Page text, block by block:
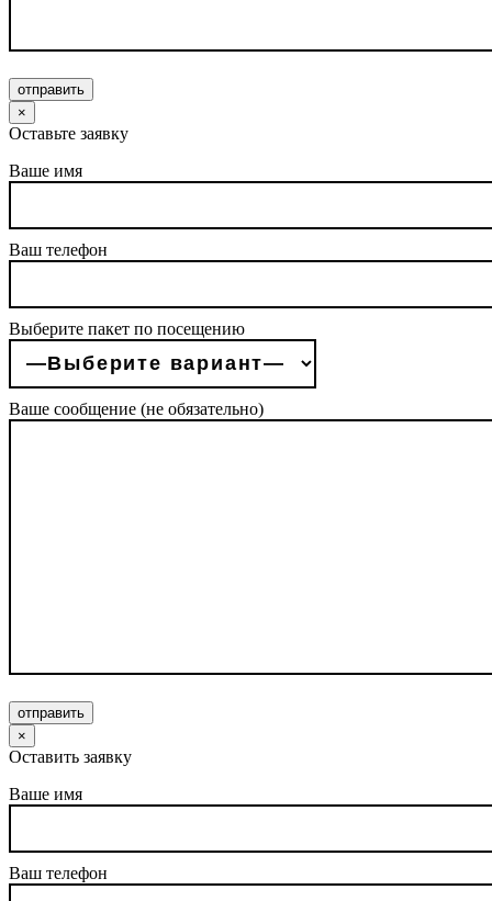
отправить
×
Оставьте заявку
Ваше имя
Ваш телефон
Выберите пакет по посещению
Ваше сообщение (не обязательно)
отправить
×
Оставить заявку
Ваше имя
Ваш телефон